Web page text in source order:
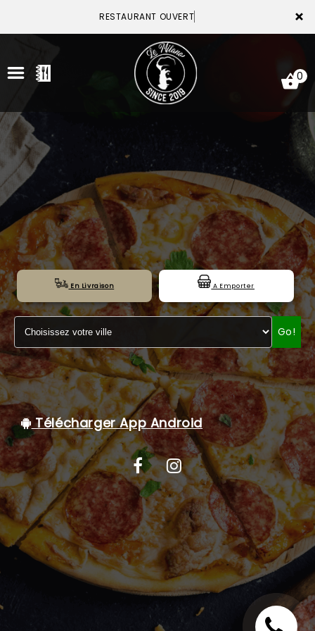
×
RESTAURANT OUVERT
ACCUEIL
LA CARTE
VOTRE COMPTE
NOTRE RESTAURANT
VOS AVIS
MENTIONS LÉGALES
C.G.V
0
En Livraison A Emporter
Go!
Télécharger App Android